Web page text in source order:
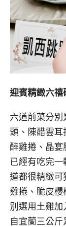
迎賓精緻六禧
六道前菜分
頭、陳醋雲
醉雞捲、晶
已經有吃完
道都很精緻可
雞捲、脆皮櫻
別選用土雞
自宜蘭三公